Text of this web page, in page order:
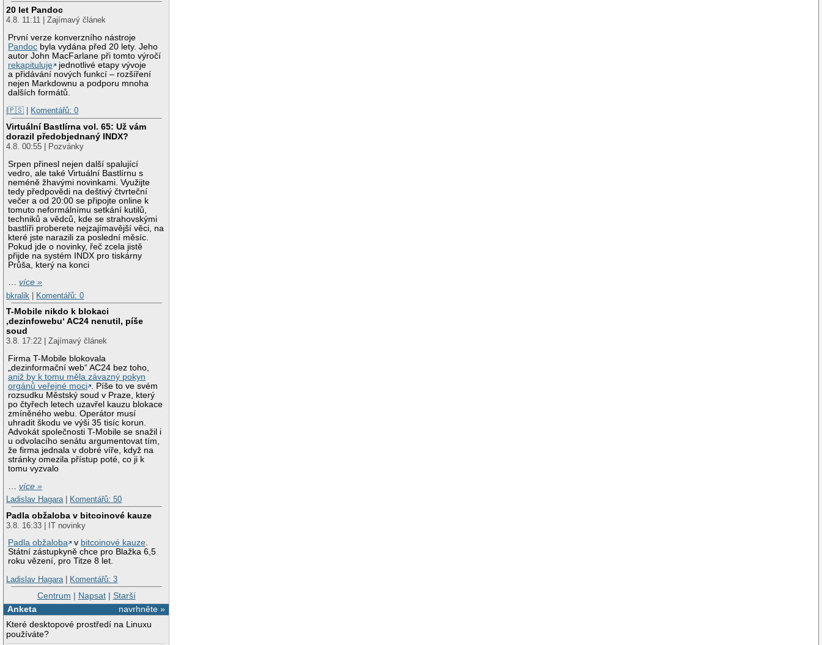
20 let Pandoc
4.8. 11:11 | Zajímavý článek
První verze konverzního nástroje
Pandoc byla vydána před 20 lety. Jeho
autor John MacFarlane při tomto výročí
rekapituluje
jednotlivé etapy vývoje
a přidávání nových funkcí – rozšíření
nejen Markdownu a podporu mnoha
dalších formátů.
|🇵🇸
Komentářů: 0
Virtuální Bastlírna vol. 65: Už vám
dorazil předobjednaný INDX?
4.8. 00:55 | Pozvánky
Srpen přinesl nejen další spalující
vedro, ale také Virtuální Bastlírnu s
neméně žhavými novinkami. Využijte
tedy předpovědi na deštivý čtvrteční
večer a od 20:00 se připojte online k
tomuto neformálnímu setkání kutilů,
techniků a vědců, kde se strahovskými
bastlíři proberete nejzajímavější věci, na
které jste narazili za poslední měsíc.
Pokud jde o novinky, řeč zcela jistě
přijde na systém INDX pro tiskárny
Průša, který na konci
…více »
bkralik | Komentářů: 0
T-Mobile nikdo k blokaci
‚dezinfowebu‘ AC24 nenutil, píše
soud
3.8. 17:22 | Zajímavý článek
Firma T-Mobile blokovala
„dezinformační web“ AC24 bez toho,
aniž by k tomu měla závazný pokyn
orgánů veřejné moci
. Píše to ve svém
rozsudku Městský soud v Praze, který
po čtyřech letech uzavřel kauzu blokace
zmíněného webu. Operátor musí
uhradit škodu ve výši 35 tisíc korun.
Advokát společnosti T-Mobile se snažil i
u odvolacího senátu argumentovat tím,
že firma jednala v dobré víře, když na
stránky omezila přístup poté, co ji k
tomu vyzvalo
…více »
Ladislav Hagara| Komentářů: 50
Padla obžaloba v bitcoinové kauze
3.8. 16:33 | IT novinky
Padla obžaloba
v bitcoinové kauze.
Státní zástupkyně chce pro Blažka 6,5
roku vězení, pro Titze 8 let.
Ladislav Hagara| Komentářů: 3
Centrum | Napsat| Starší
navrhněte »
Anketa
Které desktopové prostředí na Linuxu
používáte?